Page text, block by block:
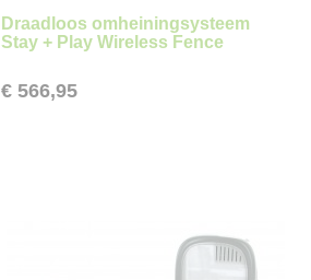
Draadloos omheiningsysteem
Stay + Play Wireless Fence
€ 566,95